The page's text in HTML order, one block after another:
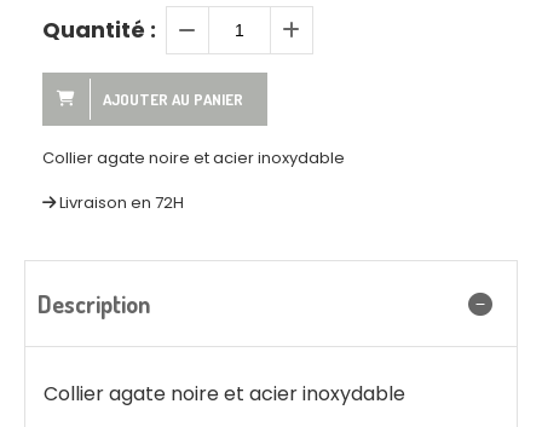
Quantité :
AJOUTER AU PANIER
Collier agate noire et acier inoxydable
Livraison en 72H
Description
Collier agate noire et acier inoxydable